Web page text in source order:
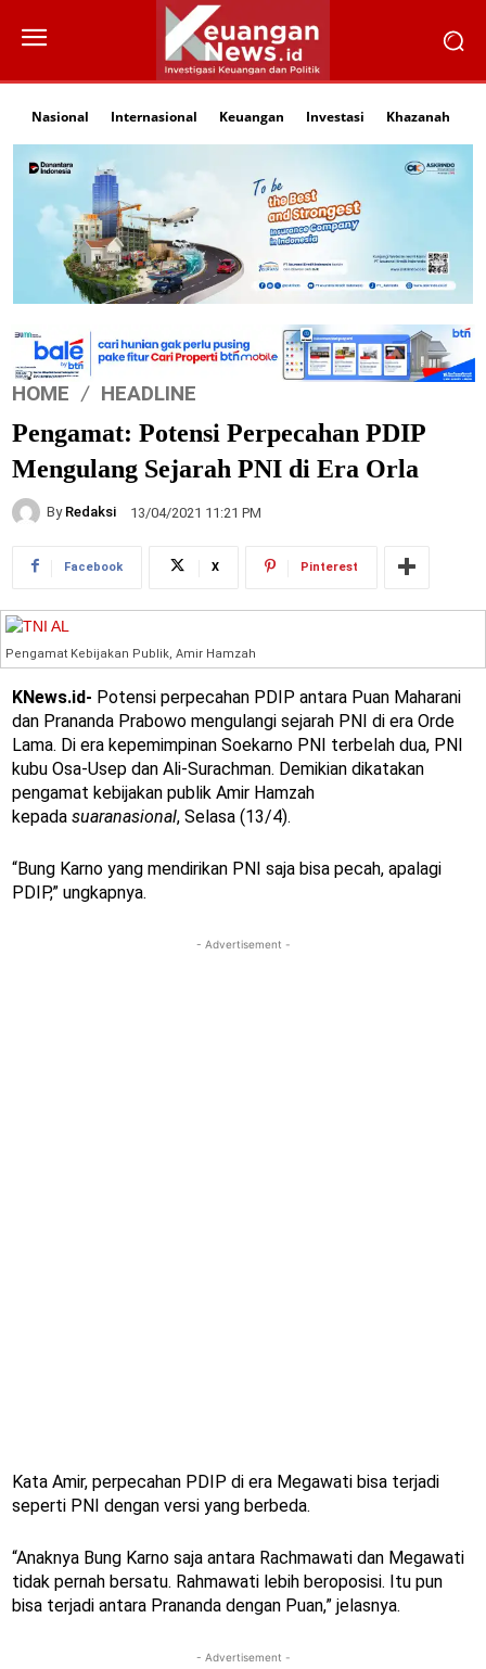
Nasional Internasional Keuangan Investasi Khazanah
HOME HEADLINE
Pengamat: Potensi Perpecahan PDIP
Mengulang Sejarah PNI di Era Orla
By Redaksi 13/04/2021 11:21 PM
Facebook X Pinterest
Pengamat Kebijakan Publik, Amir Hamzah
KNews.id- Potensi perpecahan PDIP antara Puan Maharani
dan Prananda Prabowo mengulangi sejarah PNI di era Orde
Lama. Di era kepemimpinan Soekarno PNI terbelah dua, PNI
kubu Osa-Usep dan Ali-Surachman. Demikian dikatakan
pengamat kebijakan publik Amir Hamzah
kepada suaranasional, Selasa (13/4).
“Bung Karno yang mendirikan PNI saja bisa pecah, apalagi
PDIP,” ungkapnya.
- Advertisement -
Kata Amir, perpecahan PDIP di era Megawati bisa terjadi
seperti PNI dengan versi yang berbeda.
“Anaknya Bung Karno saja antara Rachmawati dan Megawati
tidak pernah bersatu. Rahmawati lebih beroposisi. Itu pun
bisa terjadi antara Prananda dengan Puan,” jelasnya.
- Advertisement -